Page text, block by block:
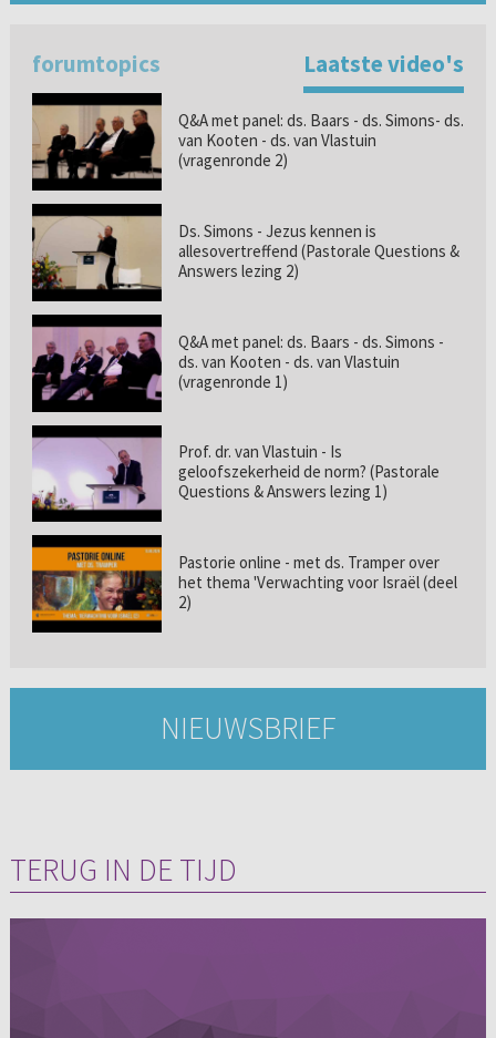
forumtopics Laatste video's
Q&A met panel: ds. Baars - ds. Simons- ds.
van Kooten - ds. van Vlastuin
(vragenronde 2)
Ds. Simons - Jezus kennen is
allesovertreffend (Pastorale Questions &
Answers lezing 2)
Q&A met panel: ds. Baars - ds. Simons -
ds. van Kooten - ds. van Vlastuin
(vragenronde 1)
Prof. dr. van Vlastuin - Is
geloofszekerheid de norm? (Pastorale
Questions & Answers lezing 1)
Pastorie online - met ds. Tramper over
het thema 'Verwachting voor Israël (deel
2)
NIEUWSBRIEF
TERUG IN DE TIJD